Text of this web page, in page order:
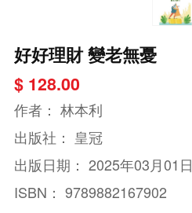
好好理財 變老無憂
$ 128.00
作者： 林本利
出版社： 皇冠
出版日期： 2025年03月01日
ISBN： 9789882167902